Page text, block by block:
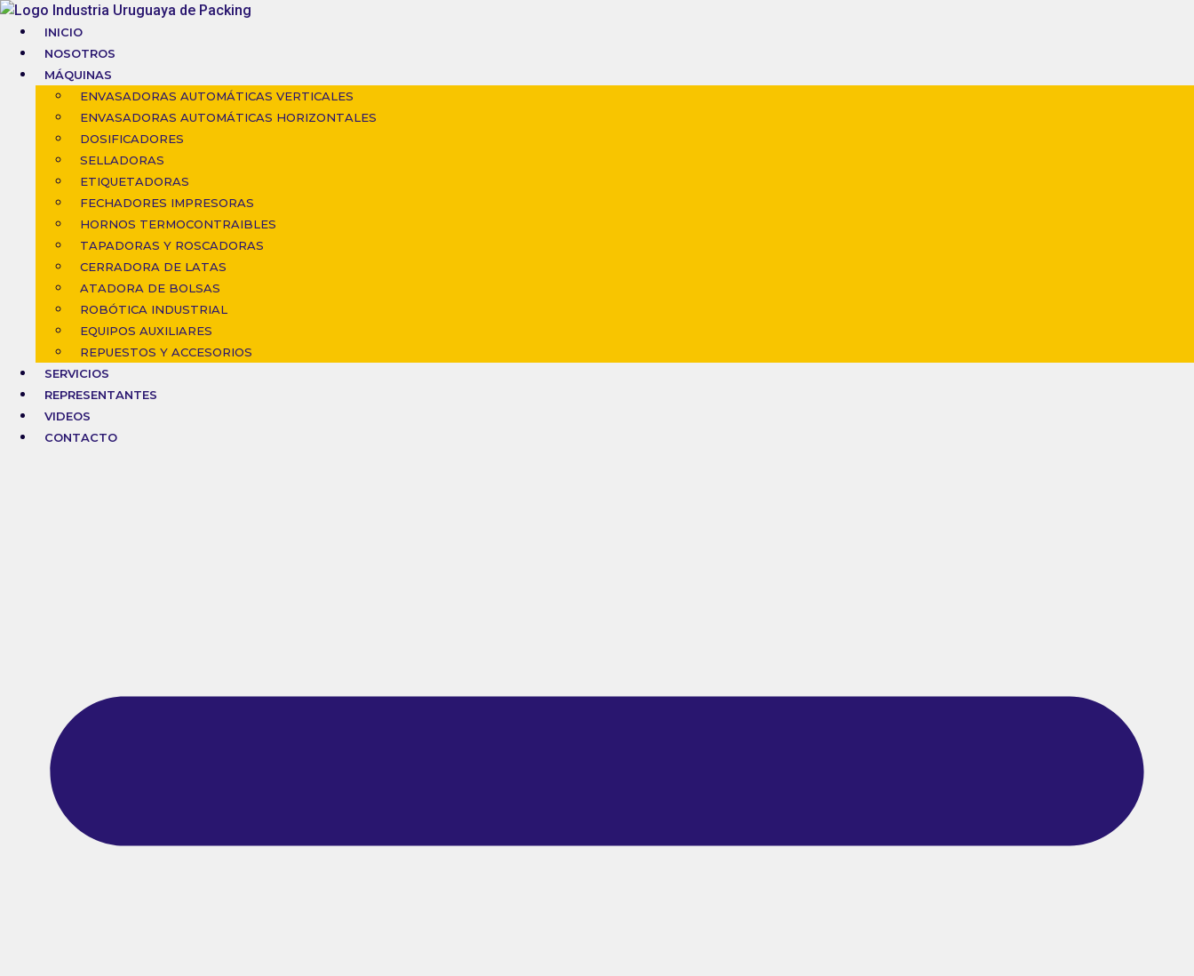
Ir
contenido
INICIO
NOSOTROS
MÁQUINAS
ENVASADORAS AUTOMÁTICAS VERTICALES
ENVASADORAS AUTOMÁTICAS HORIZONTALES
DOSIFICADORES
SELLADORAS
ETIQUETADORAS
FECHADORES IMPRESORAS
HORNOS TERMOCONTRAIBLES
TAPADORAS Y ROSCADORAS
CERRADORA DE LATAS
ATADORA DE BOLSAS
ROBÓTICA INDUSTRIAL
EQUIPOS AUXILIARES
REPUESTOS Y ACCESORIOS
SERVICIOS
REPRESENTANTES
VIDEOS
CONTACTO